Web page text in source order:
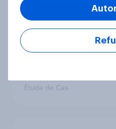
How The Hygiene
Étude de Cas